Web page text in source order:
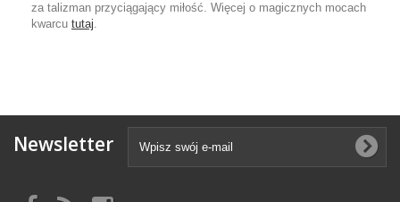
za talizman przyciągający miłość. Więcej o magicznych mocach
kwarcu tutaj.
Newsletter